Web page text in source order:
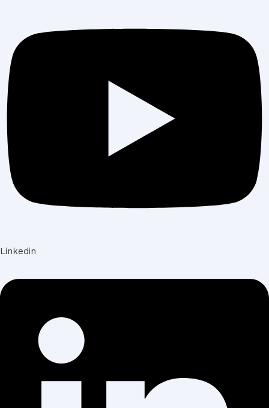
Linkedin